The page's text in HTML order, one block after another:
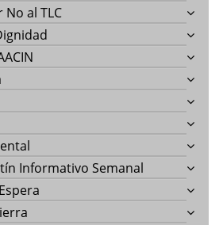
al TLC
Informativo Semanal